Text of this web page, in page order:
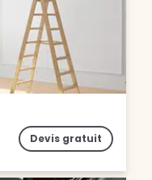
Devis gratuit